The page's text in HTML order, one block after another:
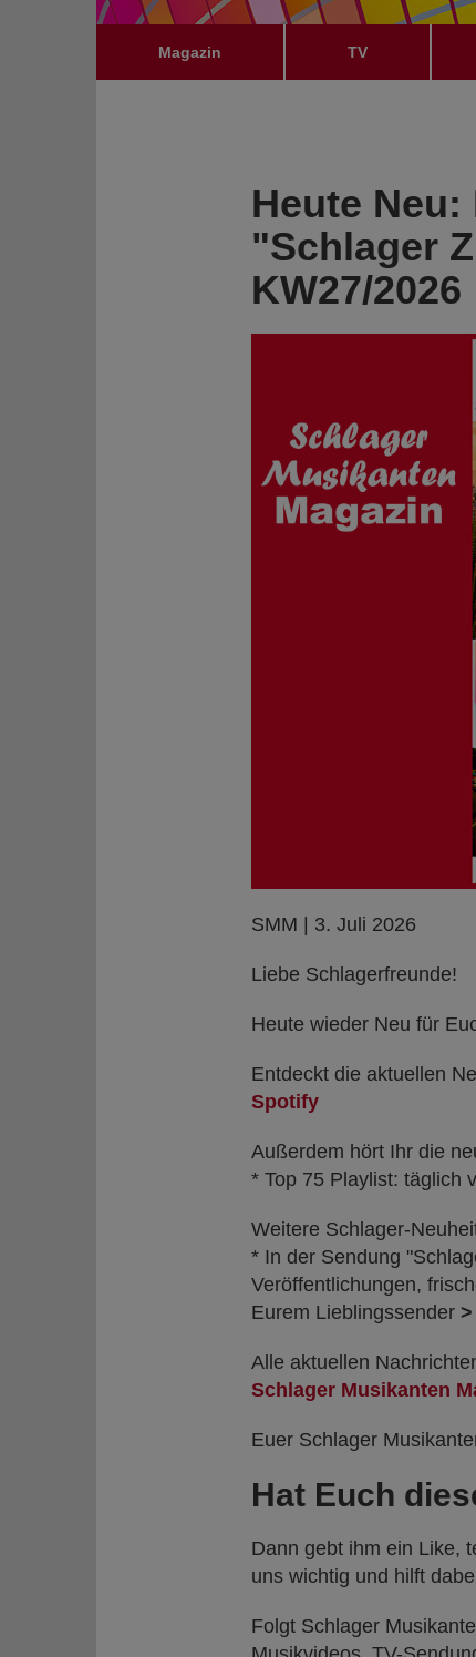
Magazin TV
Heute
"Schlager
KW27/2026
SMM | 3. Juli 2026
Liebe Schlagerfreunde!
Heute wieder Neu für
Entdeckt die aktuellen
Spotify
Außerdem hört Ihr die
* Top 75 Playlist: täglich
Weitere Schlager-
* In der Sendung
Veröffentlichungen,
Eurem Lieblingssender >
Alle aktuellen
Schlager Musikanten
Euer Schlager
Hat Euch
Dann gebt ihm ein Like,
uns wichtig und hilft
Folgt Schlager